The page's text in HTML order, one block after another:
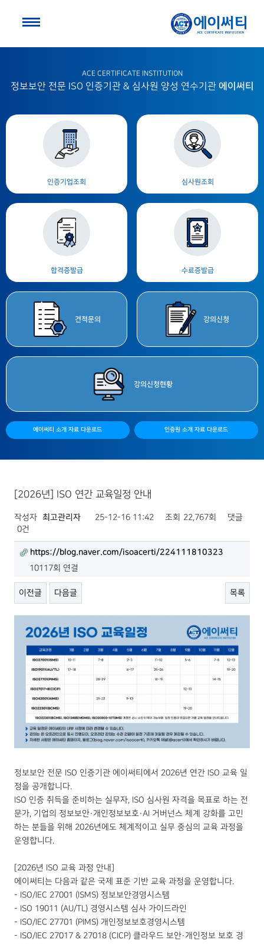
ACE CERTIFICATE INSTITUTION
정보보안 전문 ISO 인증기관 & 심사원 양성 연수기관 에이써티
인증기업조회 심사원조회
합격증발급 수료증발급
견적문의 강의 신청
강의 신청현황
에이써티 소개 자료 다운로드 인증원 소개 자료 다운로드
[2026년] ISO 연간 교육일정 안내
작성자 최고관리자 25-12-16 11:42 조회 22,767회
댓글
0건
https://blog.naver.com/isoacerti/224111810323
10117회 연결
이전글 다음글 목록
정보보안 전문 ISO 인증기관 에이써티에서 2026년 연간 ISO 교육 일
정을 공개합니다.
ISO 인증 취득을 준비하는 실무자, ISO 심사원 자격을 목표로 하는 전
문가, 기업의 정보보안·개인정보보호·AI 거버넌스 체계 강화를 고민
하는 분들을 위해 2026년에도 체계적이고 실무 중심의 교육 과정을
운영합니다.
[2026년 ISO 교육 과정 안내]
에이써티는 다음과 같은 국제 표준 기반 교육 과정을 운영합니다.
- ISO/IEC 27001 (ISMS) 정보보안경영시스템
- ISO 19011 (AU/TL) 경영시스템 심사 가이드라인
- ISO/IEC 27701 (PIMS) 개인정보보호경영시스템
- ISO/IEC 27017 & 27018 (CICP) 클라우드 보안·개인정보 보호 경